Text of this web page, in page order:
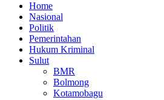
Home
Nasional
Politik
Pemerintahan
Hukum Kriminal
Sulut
BMR
Bolmong
Kotamobagu